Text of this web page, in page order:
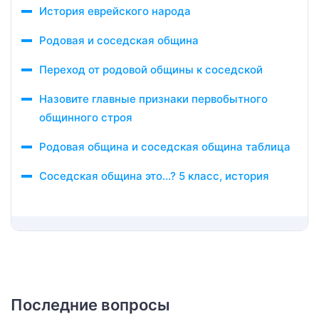
История еврейского народа
Родовая и соседская община
Переход от родовой общины к соседской
Назовите главные признаки первобытного
общинного строя
Родовая община и соседская община таблица
Соседская община это…? 5 класс, история
Последние вопросы